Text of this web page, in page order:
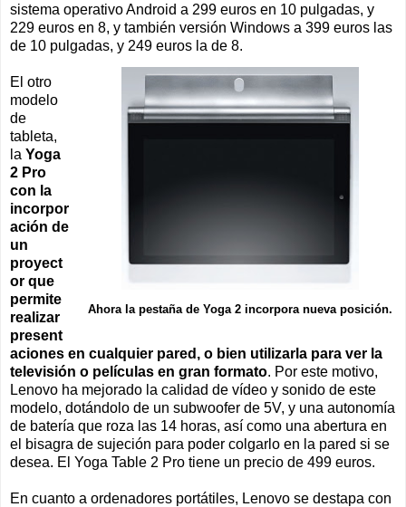
sistema operativo Android a 299 euros en 10 pulgadas, y
229 euros en 8, y también versión Windows a 399 euros las
de 10 pulgadas, y 249 euros la de 8.
Ahora la pestaña de Yoga 2 incorpora nueva posición.
El otro
modelo
de
tableta,
la Yoga
2 Pro
con la
incorpor
ación de
un
proyect
or que
permite
realizar
present
aciones en cualquier pared, o bien utilizarla para ver la
televisión o películas en gran formato. Por este motivo,
Lenovo ha mejorado la calidad de vídeo y sonido de este
modelo, dotándolo de un subwoofer de 5V, y una autonomía
de batería que roza las 14 horas, así como una abertura en
el bisagra de sujeción para poder colgarlo en la pared si se
desea. El Yoga Table 2 Pro tiene un precio de 499 euros.
En cuanto a ordenadores portátiles, Lenovo se destapa con